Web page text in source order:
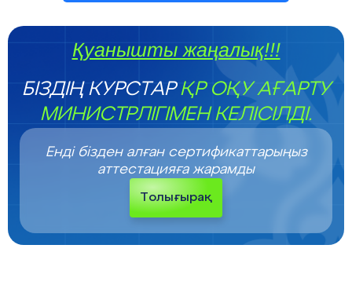
Қуанышты жаңалық!!!
БІЗДІҢ КУРСТАРҚР ОҚУ АҒАРТУ
МИНИСТРЛІГІМЕН КЕЛІСІЛДІ.
Енді бізден алған сертификаттарыңыз
аттестацияға жарамды
Толығырақ